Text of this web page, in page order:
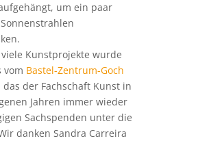
um ein paar
Kunstprojekte wurde
vom Bastel-Zentrum-Goch
der Fachschaft Kunst in
Jahren immer wieder
Sachspenden unter die
danken Sandra Carreira